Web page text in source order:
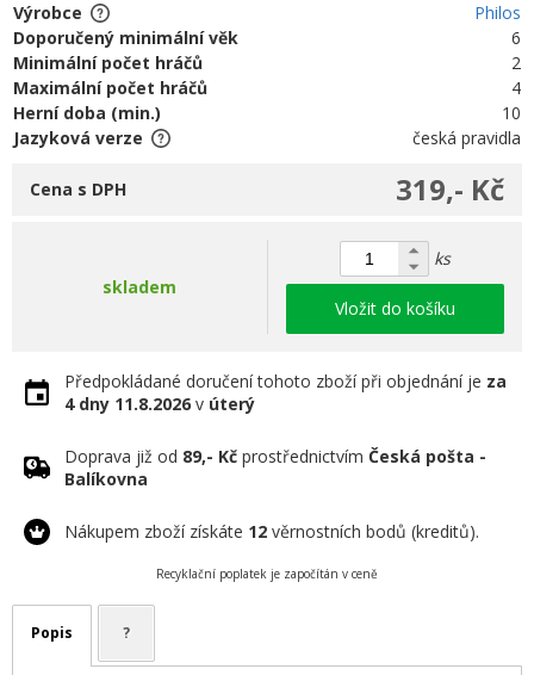
Výrobce
Philos
Doporučený minimální věk
6
Minimální počet hráčů
2
Maximální počet hráčů
4
Herní doba (min.)
10
Jazyková verze
česká pravidla
319,- Kč
Cena s DPH
skladem
ks
Vložit do košíku
Předpokládané doručení tohoto zboží při objednání je za
4 dny 11.8.2026 v úterý
Doprava již od 89,- Kč prostřednictvím Česká pošta -
Balíkovna
Nákupem zboží získáte 12 věrnostních bodů (kreditů).
Recyklační poplatek je započítán v ceně
Popis ?